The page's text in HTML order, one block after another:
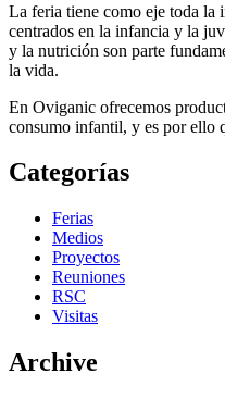
La feria tiene como eje toda la
centrados en la infancia y la
y la nutrición son parte
la vida.
En Oviganic ofrecemos
consumo infantil, y es por ello
Categorías
Ferias
Medios
Proyectos
Reuniones
RSC
Visitas
Archive